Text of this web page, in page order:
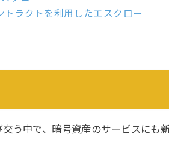
トラクトを利用したエスクロー
う中で、暗号資産のサービスにも